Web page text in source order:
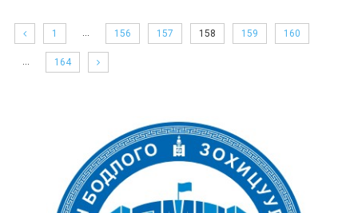
1 … 156 157 158 159 160
… 164